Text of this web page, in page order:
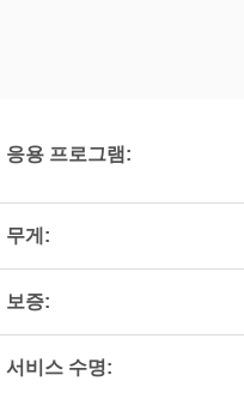
응용 프로그램:
무게:
보증:
서비스 수명: